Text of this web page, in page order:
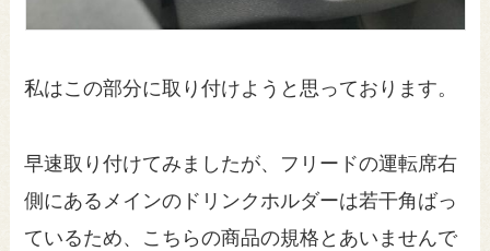
私はこの部分に取り付けようと思っております。
早速取り付けてみましたが、フリードの運転席右
側にあるメインのドリンクホルダーは若干角ばっ
ているため、こちらの商品の規格とあいませんで